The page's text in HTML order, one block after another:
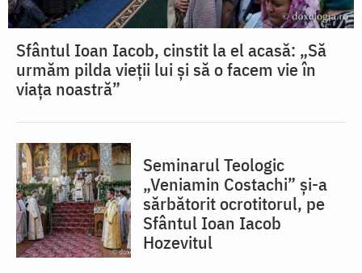
Sfântul Ioan Iacob, cinstit la el acasă: „Să
urmăm pilda vieții lui și să o facem vie în
viața noastră”
Seminarul Teologic
„Veniamin Costachi” și-a
sărbătorit ocrotitorul, pe
Sfântul Ioan Iacob
Hozevitul